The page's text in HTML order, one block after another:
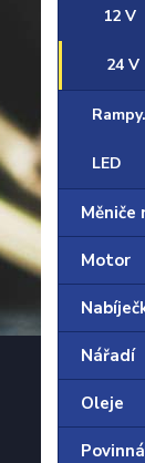
12 V
24 V
Rampy.
LED
Měniče
Motor
Nářadí
Oleje